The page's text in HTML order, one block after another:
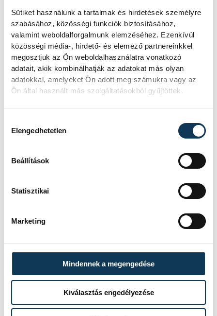
Sütiket használunk a tartalmak és hirdetések személyre
szabásához, közösségi funkciók biztosításához,
valamint weboldalforgalmunk elemzéséhez. Ezenkívül
közösségi média-, hirdető- és elemező partnereinkkel
megosztjuk az Ön weboldalhasználatra vonatkozó
adatait, akik kombinálhatják az adatokat más olyan
adatokkal, amelyeket Ön adott meg számukra vagy az
Ön által használt más szolgáltatásokból gyűjtöttek.
Elengedhetetlen
Beállítások
Statisztikai
Marketing
Mindennek a megengedése
Kiválasztás engedélyezése
ONE VESZPRÉM HC
A gólok mellett a
könnyek is potyogtak –
Gasper Marguc
elköszönt Veszprémtől